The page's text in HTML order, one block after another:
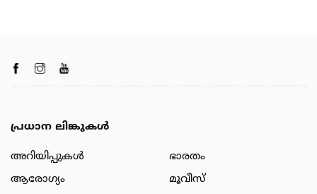
പ്രധാന ലിങ്കുകൾ
അറിയിപ്പുകള്‍
ആരോഗ്യം
ഭാരതം
മൂവീസ്